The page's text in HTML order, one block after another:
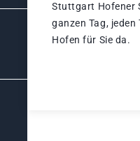
Stuttgart Hofener
ganzen Tag,
Hofen für Sie da.